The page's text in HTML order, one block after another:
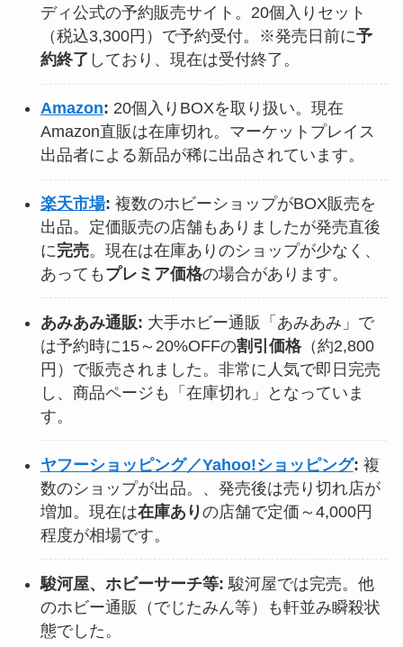
ディ公式の予約販売サイト。20個入りセット
（税込3,300円）で予約受付。※発売日前に予
約終了 しており、現在は受付終了。
Amazon: 20個入りBOXを取り扱い。現在
Amazon直販は在庫切れ。マーケットプレイス
出品者による新品が稀に出品されています。
楽天市場: 複数のホビーショップがBOX販売を
出品。定価販売の店舗もありましたが発売直後
に完売。現在は在庫ありのショップが少なく、
あっても プレミア価格の場合があります。
あみあみ通販: 大手ホビー通販「あみあみ」で
は予約時に15～20%OFFの割引価格（約2,800
円）で販売されました。非常に人気で即日完売
し、商品ページも「在庫切れ」となっていま
す。
ヤフーショッピング／Yahoo!ショッピング: 複
数のショップが出品。、発売後は売り切れ店が
増加。現在は在庫ありの店舗で定価～4,000円
程度が相場です。
駿河屋、ホビーサーチ等: 駿河屋では完売。他
のホビー通販（でじたみん等）も軒並み瞬殺状
態でした。